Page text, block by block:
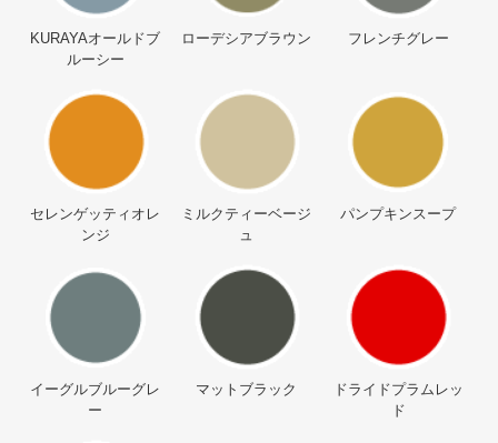
KURAYAオールドブ
ルーシー
ローデシアブラウン フレンチグレー
セレンゲッティオレ
ンジ
ミルクティーベージ
ュ
パンプキンスープ
イーグルブルーグレ
ー
マットブラック
ドライドプラムレッ
ド